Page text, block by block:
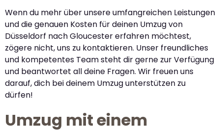
Wenn du mehr über unsere umfangreichen Leistungen
und die genauen Kosten für deinen Umzug von
Düsseldorf nach Gloucester erfahren möchtest,
zögere nicht, uns zu kontaktieren. Unser freundliches
und kompetentes Team steht dir gerne zur Verfügung
und beantwortet all deine Fragen. Wir freuen uns
darauf, dich bei deinem Umzug unterstützen zu
dürfen!
Umzug mit einem